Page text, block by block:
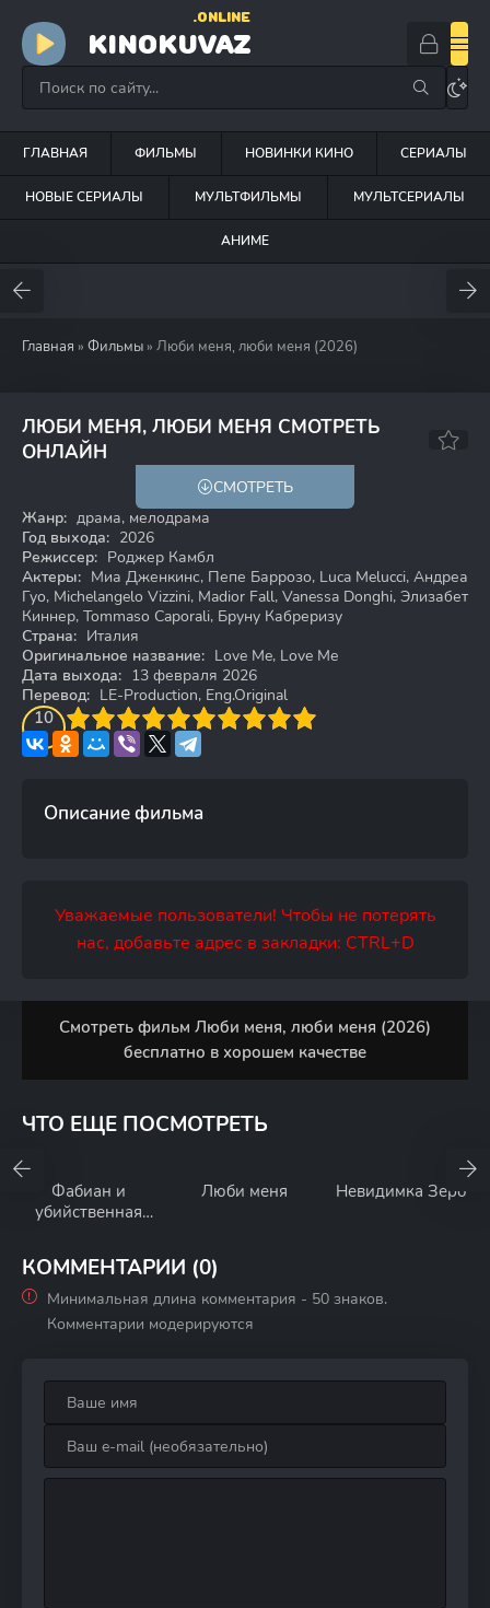
KINOKUVAZ
.ONLINE
ГЛАВНАЯ ФИЛЬМЫ НОВИНКИ КИНО СЕРИАЛЫ
НОВЫЕ СЕРИАЛЫ МУЛЬТФИЛЬМЫ МУЛЬТСЕРИАЛЫ
АНИМЕ
Главная » Фильмы » Люби меня, люби меня (2026)
ЛЮБИ МЕНЯ, ЛЮБИ МЕНЯ СМОТРЕТЬ
ОНЛАЙН
СМОТРЕТЬ
Жанр: драма, мелодрама
Год выхода: 2026
Режиссер: Роджер Камбл
Актеры: Миа Дженкинс, Пепе Баррозо, Luca Melucci, Андреа
Гуо, Michelangelo Vizzini, Madior Fall, Vanessa Donghi, Элизабет
Киннер, Tommaso Caporali, Бруну Кабреризу
Страна: Италия
Оригинальное название: Love Me, Love Me
Дата выхода: 13 февраля 2026
Перевод: LE-Production, Eng.Original
10
4 5 6 7 8 9 10
Описание фильма
Уважаемые пользователи! Чтобы не потерять
нас, добавьте адрес в закладки: CTRL+D
Смотреть фильм Люби меня, люби меня (2026)
бесплатно в хорошем качестве
ЧТО ЕЩЕ ПОСМОТРЕТЬ
Фабиан и
убийственная
Люби меня Невидимка Зеро
КОММЕНТАРИИ (0)
Минимальная длина комментария - 50 знаков.
Комментарии модерируются